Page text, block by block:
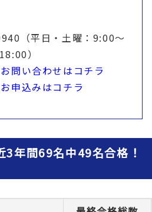
（平日・土曜：9:00〜
）
問い合わせはコチラ
申込みはコチラ
3年間69名中49名合格！